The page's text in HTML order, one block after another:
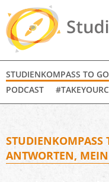
STUDIENKOMPASS TO GO
PODCAST
STUDIENKOMPASS
ANTWORTEN,